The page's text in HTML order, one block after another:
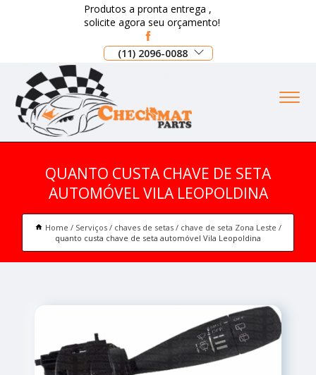
Produtos a pronta entrega ,
solicite agora seu orçamento!
(11) 2096-0088
QUANTO CUSTA CHAVE DE SETA
AUTOMÓVEL VILA LEOPOLDINA
Home Serviços chaves de setas
chave de seta Zona Leste
quanto custa chave de seta automóvel Vila Leopoldina